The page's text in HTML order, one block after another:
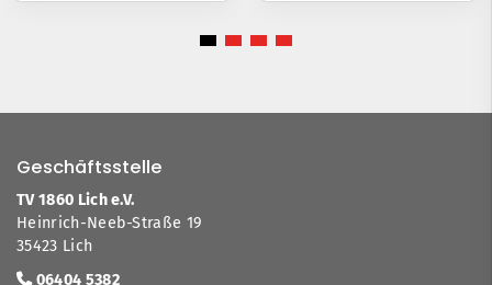
Geschäftsstelle
TV 1860 Lich e.V.
Heinrich-Neeb-Straße 19
35423 Lich
06404 5382